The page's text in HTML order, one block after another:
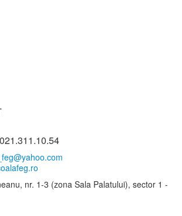
nr. 1-3 (zona Sala Palatului), sector 1 -